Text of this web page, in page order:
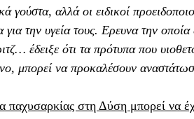
γούστα, αλλά οι ειδικοί
για την υγεία τους. Ερευνα την
έδειξε ότι τα πρότυπα που
μπορεί να προκαλέσουν
παχυσαρκίας στη Δύση μπορεί να